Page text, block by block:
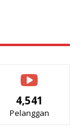
4,541
Pelanggan